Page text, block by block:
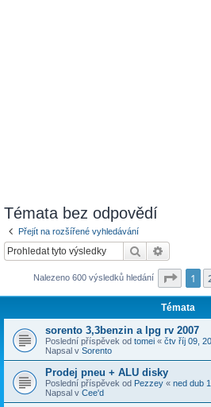
Témata bez odpovědí
Přejít na rozšířené vyhledávání
Hledat
Nalezeno 600 výsledků hledání 1
Témata
sorento 3,3benzin a lpg rv 2007
Poslední příspěvek od tomei « čtv říj 09,
Napsal v Sorento
Prodej pneu + ALU disky
Poslední příspěvek od Pezzey « ned dub
Napsal v Cee'd